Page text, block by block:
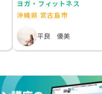
ヨガ・フィットネス
沖縄県 宮古島市
平良 優美